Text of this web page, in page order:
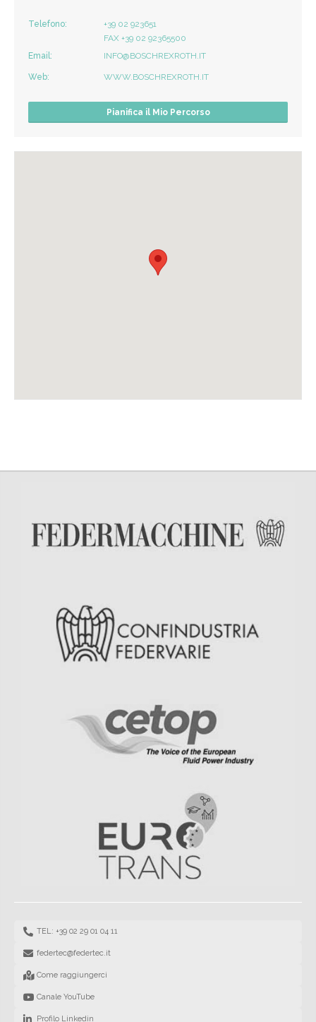
Telefono:
+39 02 923651
FAX +39 02 92365500
Email:
INFO@BOSCHREXROTH.IT
Web: WWW.BOSCHREXROTH.IT
Pianifica il Mio Percorso
TEL: +39 02 29 01 04 11
federtec@federtec.it
Come raggiungerci
Canale YouTube
Profilo Linkedin